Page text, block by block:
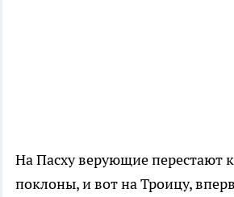
На Пасху верующие перестают
поклоны, и вот на Троицу,